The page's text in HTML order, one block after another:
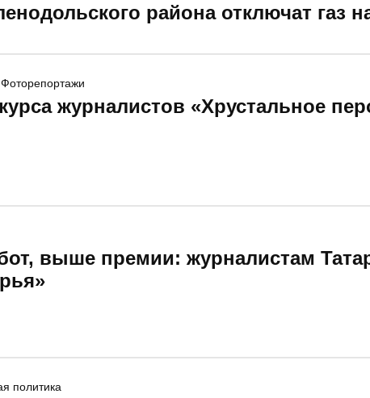
района отключат газ
журналистов «Хрустальное
Фоторепортажи
выше премии: журналистам
политика